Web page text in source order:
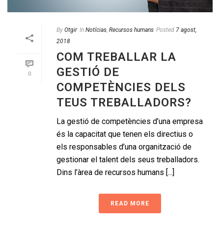
0
By Otgir In Notícias Recursos humans Posted 7 agost,
2018
COM TREBALLAR LA
GESTIÓ DE
COMPETÈNCIES DELS
TEUS TREBALLADORS?
La gestió de competències d’una empresa
és la capacitat que tenen els directius o
els responsables d’una organització de
gestionar el talent dels seus treballadors.
Dins l’àrea de recursos humans [...]
READ MORE